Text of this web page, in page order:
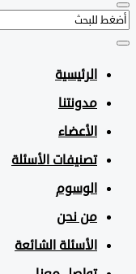
الرئيسية
مدونتنا
الأعضاء
تصنيفات الأسئلة
الوسوم
من نحن
الأسئلة الشائعة